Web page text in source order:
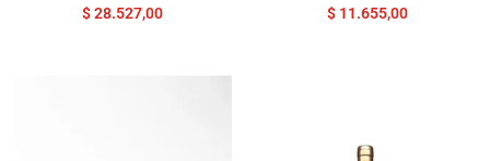
$28.527,00 $ 11.655,00